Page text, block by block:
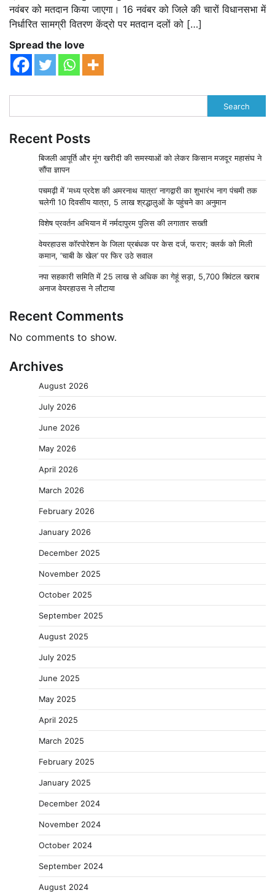
नवंबर को मतदान किया जाएगा। 16 नवंबर को जिले की चारों विधानसभा में
निर्धारित सामग्री वितरण केंद्रो पर मतदान दलों को […]
Spread the love
Search
Recent Posts
बिजली आपूर्ति और मूंग खरीदी की समस्याओं को लेकर किसान मजदूर महासंघ ने
सौंपा ज्ञापन
पचमढ़ी में ‘मध्य प्रदेश की अमरनाथ यात्रा’ नागद्वारी का शुभारंभ नाग पंचमी तक
चलेगी 10 दिवसीय यात्रा, 5 लाख श्रद्धालुओं के पहुंचने का अनुमान
विशेष प्रवर्तन अभियान में नर्मदापुरम पुलिस की लगातार सख्ती
वेयरहाउस कॉरपोरेशन के जिला प्रबंधक पर केस दर्ज, फरार; क्लर्क को मिली
कमान, ‘चाबी के खेल’ पर फिर उठे सवाल
नपा सहकारी समिति में 25 लाख से अधिक का गेहूं सड़ा, 5,700 क्विंटल खराब
अनाज वेयरहाउस ने लौटाया
Recent Comments
No comments to show.
Archives
August 2026
July 2026
June 2026
May 2026
April 2026
March 2026
February 2026
January 2026
December 2025
November 2025
October 2025
September 2025
August 2025
July 2025
June 2025
May 2025
April 2025
March 2025
February 2025
January 2025
December 2024
November 2024
October 2024
September 2024
August 2024